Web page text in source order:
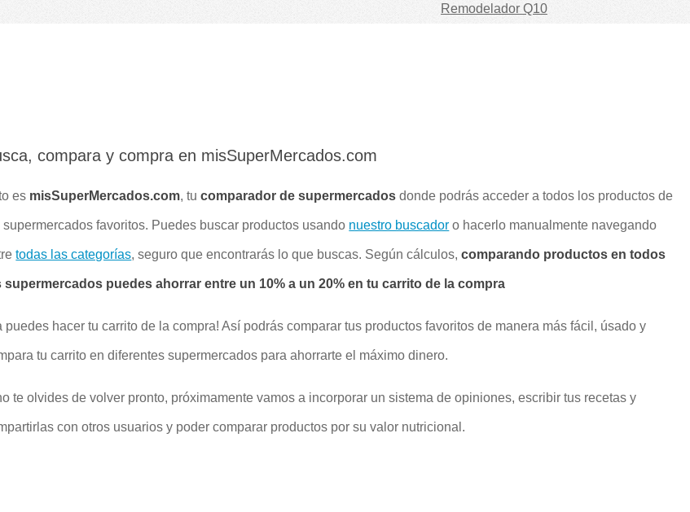
Remodelador Q10
compara y compra en misSuperMercados.com
es misSuperMercados.com, tucomparador de supermercados donde podrás acceder a todos los productos de
supermercados favoritos. Puedes buscar productos usando nuestro buscador o hacerlo manualmente navegando
todas las categorías, seguro que encontrarás lo que buscas. Según cálculos,comparando productos en todos
supermercados puedes ahorrar entre un 10% a un 20% en tu carrito de la compra
puedes hacer tu carrito de la compra! Así podrás comparar tus productos favoritos de manera más fácil, úsado y
tu carrito en diferentes supermercados para ahorrarte el máximo dinero.
te olvides de volver pronto, próximamente vamos a incorporar un sistema de opiniones, escribir tus recetas y
con otros usuarios y poder comparar productos por su valor nutricional.